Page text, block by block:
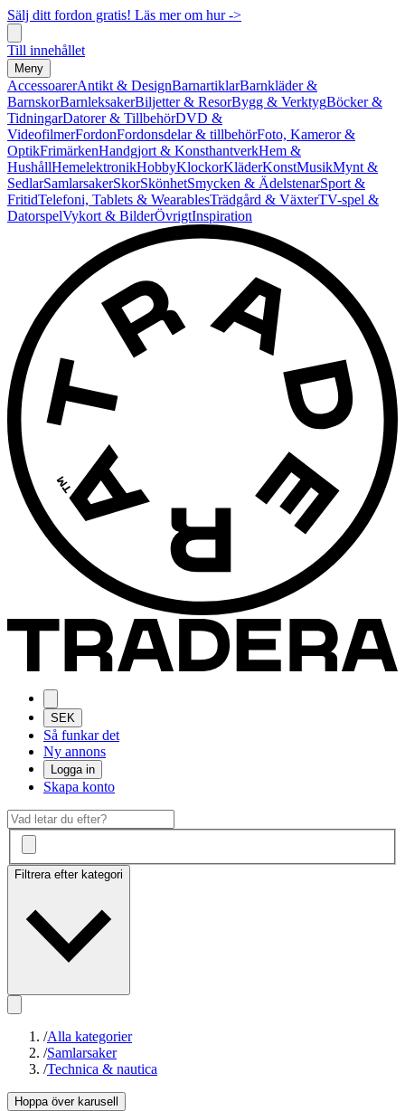
Sälj ditt fordon gratis! Läs mer om hur ->
Till innehållet
Meny
AccessoarerAntikt & DesignBarnartiklarBarnkläder &
BarnskorBarnleksakerBiljetter & ResorBygg & VerktygBöcker &
TidningarDatorer & TillbehörDVD &
VideofilmerFordonFordonsdelar & tillbehörFoto, Kameror &
OptikFrimärkenHandgjort & KonsthantverkHem &
HushållHemelektronikHobbyKlockorKläderKonstMusikMynt &
SedlarSamlarsakerSkorSkönhetSmycken & ÄdelstenarSport &
FritidTelefoni, Tablets & WearablesTrädgård & VäxterTV-spel &
DatorspelVykort & BilderÖvrigtInspiration
SEK
Så funkar det
Ny annons
Logga in
Skapa konto
Filtrera efter kategori
/Alla kategorier
/Samlarsaker
/Technica & nautica
Hoppa över karusell